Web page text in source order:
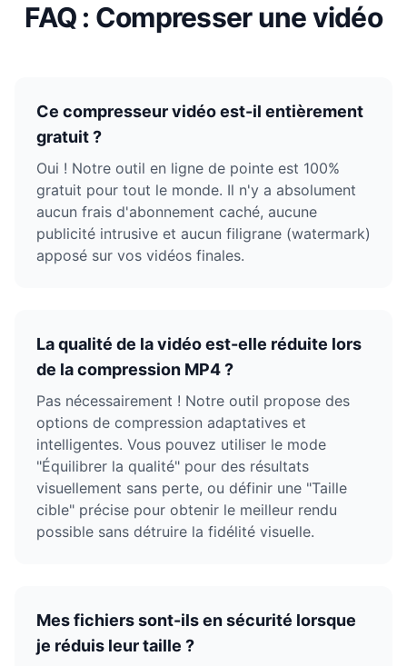
FAQ : Compresser une vidéo
Ce compresseur vidéo est-il entièrement
gratuit ?
Oui ! Notre outil en ligne de pointe est 100%
gratuit pour tout le monde. Il n'y a absolument
aucun frais d'abonnement caché, aucune
publicité intrusive et aucun filigrane (watermark)
apposé sur vos vidéos finales.
La qualité de la vidéo est-elle réduite lors
de la compression MP4 ?
Pas nécessairement ! Notre outil propose des
options de compression adaptatives et
intelligentes. Vous pouvez utiliser le mode
"Équilibrer la qualité" pour des résultats
visuellement sans perte, ou définir une "Taille
cible" précise pour obtenir le meilleur rendu
possible sans détruire la fidélité visuelle.
Mes fichiers sont-ils en sécurité lorsque
je réduis leur taille ?